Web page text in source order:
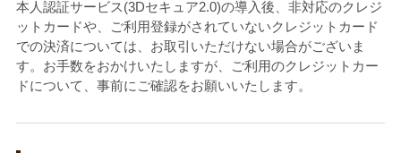
本人認証サービス(3Dセキュア2.0)の導入後、非対応のクレジ
ットカードや、ご利用登録がされていないクレジットカード
での決済については、お取引いただけない場合がございま
す。お手数をおかけいたしますが、ご利用のクレジットカー
ドについて、事前にご確認をお願いいたします。